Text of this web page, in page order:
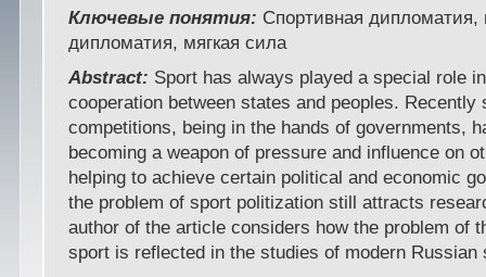
Ключевые понятия: Спортивная дипломатия,
дипломатия, мягкая сила
Abstract: Sport has always played a special role
cooperation between states and peoples. Recently
competitions, being in the hands of governments,
becoming a weapon of pressure and influence on
helping to achieve certain political and economic
the problem of sport politization still attracts
author of the article considers how the problem of
sport is reflected in the studies of modern Russian